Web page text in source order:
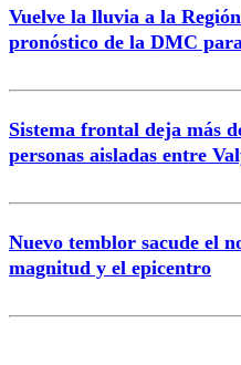
Vuelve la lluvia a la
pronóstico de la DMC
Sistema frontal deja más
personas aisladas entre
Nuevo temblor sacude el
magnitud y el epicentro